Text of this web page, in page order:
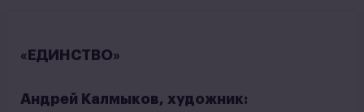
«ЕДИНСТВО»
Андрей Калмыков, художник: